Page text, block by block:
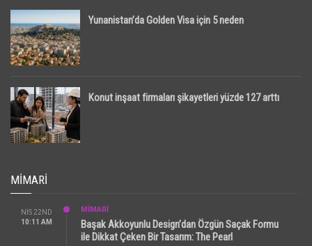
Yunanistan’da Golden Visa için 5 neden
Konut inşaat firmaları şikayetleri yüzde 127 arttı
MIMARI
NIS 22ND
10:11 AM
MİMARİ
Başak Akkoyunlu Design’dan Özgün Saçak Formu
ile Dikkat Çeken Bir Tasarım: The Pearl